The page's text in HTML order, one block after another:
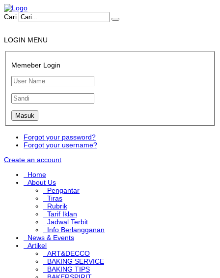
Cari
LOGIN MENU
Memeber Login
Forgot your password?
Forgot your username?
Create an account
Home
About Us
Pengantar
Tiras
Rubrik
Tarif Iklan
Jadwal Terbit
Info Berlangganan
News & Events
Artikel
ART&DECCO
BAKING SERVICE
BAKING TIPS